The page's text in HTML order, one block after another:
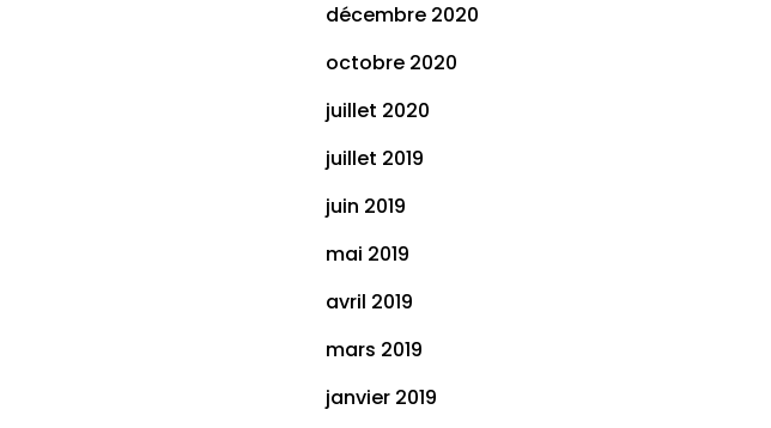
décembre 2020
octobre 2020
juillet 2020
juillet 2019
juin 2019
mai 2019
avril 2019
mars 2019
janvier 2019